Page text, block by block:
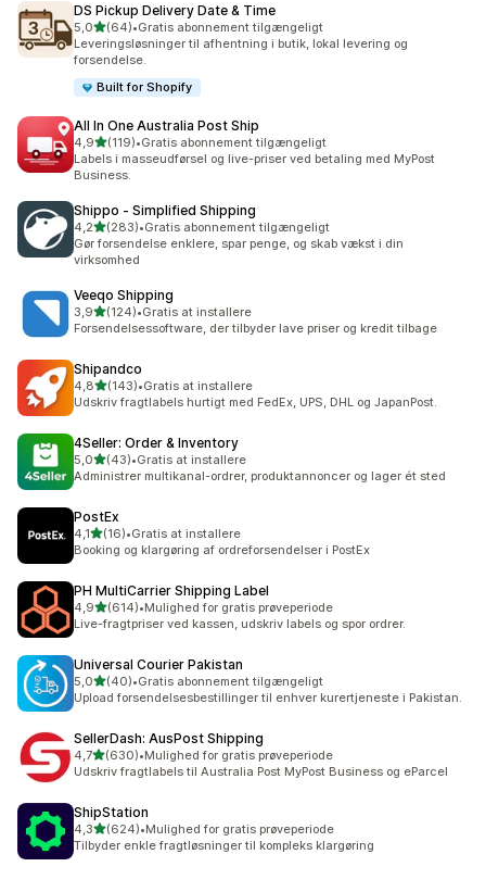
DS Pickup Delivery Date & Time
5,0ud af 5 stjerner
(64)
64 anmeldelser i alt
•Gratis abonnement tilgængeligt
Leveringsløsninger til afhentning i butik, lokal levering og
forsendelse.
Built for Shopify
All In One Australia Post Ship
4,9ud af 5 stjerner
(119)
119 anmeldelser i alt
•Gratis abonnement tilgængeligt
Labels i masseudførsel og live-priser ved betaling med MyPost
Business.
Shippo ‑ Simplified Shipping
4,2ud af 5 stjerner
(283)
283 anmeldelser i alt
•Gratis abonnement tilgængeligt
Gør forsendelse enklere, spar penge, og skab vækst i din
virksomhed
Veeqo Shipping
3,9ud af 5 stjerner
(124)
124 anmeldelser i alt
•Gratis at installere
Forsendelsessoftware, der tilbyder lave priser og kredit tilbage
Shipandco
4,8ud af 5 stjerner
(143)
143 anmeldelser i alt
•Gratis at installere
Udskriv fragtlabels hurtigt med FedEx, UPS, DHL og JapanPost.
4Seller: Order & Inventory
5,0ud af 5 stjerner
(43)
43 anmeldelser i alt
•Gratis at installere
Administrer multikanal-ordrer, produktannoncer og lager ét sted
PostEx
4,1ud af 5 stjerner
(16)
16 anmeldelser i alt
•Gratis at installere
Booking og klargøring af ordreforsendelser i PostEx
PH MultiCarrier Shipping Label
4,9ud af 5 stjerner
(614)
614 anmeldelser i alt
•Mulighed for gratis prøveperiode
Live-fragtpriser ved kassen, udskriv labels og spor ordrer.
Universal Courier Pakistan
5,0ud af 5 stjerner
(40)
40 anmeldelser i alt
•Gratis abonnement tilgængeligt
Upload forsendelsesbestillinger til enhver kurertjeneste i Pakistan.
SellerDash: AusPost Shipping
4,7ud af 5 stjerner
(630)
630 anmeldelser i alt
•Mulighed for gratis prøveperiode
Udskriv fragtlabels til Australia Post MyPost Business og eParcel
ShipStation
4,3ud af 5 stjerner
(624)
624 anmeldelser i alt
•Mulighed for gratis prøveperiode
Tilbyder enkle fragtløsninger til kompleks klargøring